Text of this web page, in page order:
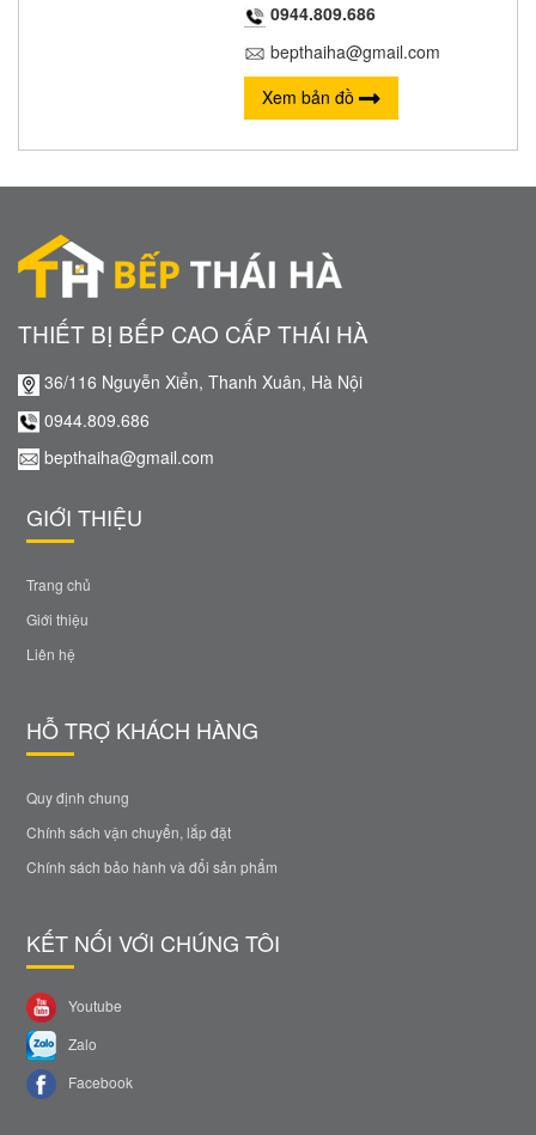
0944.809.686
bepthaiha@gmail.com
Xem bản đồ
THIẾT BỊ BẾP CAO CẤP THÁI HÀ
36/116 Nguyễn Xiển, Thanh Xuân, Hà Nội
0944.809.686
bepthaiha@gmail.com
GIỚI THIỆU
Trang chủ
Giới thiệu
Liên hệ
HỖ TRỢ KHÁCH HÀNG
Quy định chung
Chính sách vận chuyển, lắp đặt
Chính sách bảo hành và đổi sản phẩm
KẾT NỐI VỚI CHÚNG TÔI
Youtube
Zalo
Facebook